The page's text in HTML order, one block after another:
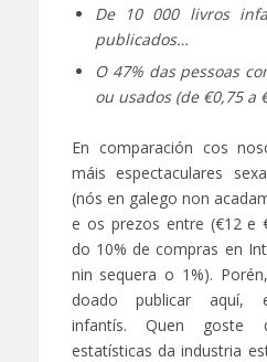
De 10 000 livros
publicados…
O 47% das pessoas
ou usados (de €0,75 a
En comparación cos
máis espectaculares
(nós en galego non
e os prezos entre (€12 e
do 10% de compras en
nin sequera o 1%).
doado publicar aquí,
infantís. Quen goste
estatísticas da industria